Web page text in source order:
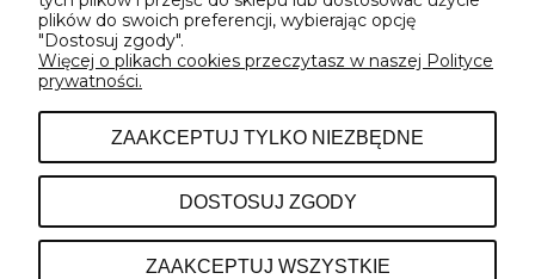
INFORMACJE
O NAS
plików do swoich preferencji, wybierając opcję
"Dostosuj zgody".
Więcej o plikach cookies przeczytasz w naszej Polityce
prywatności.
ZAAKCEPTUJ TYLKO NIEZBĘDNE
DOSTOSUJ ZGODY
ZAAKCEPTUJ WSZYSTKIE